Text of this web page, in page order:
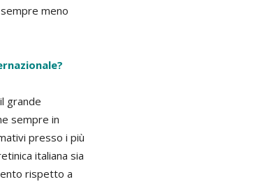
meno
grande
sempre in
presso i più
italiana sia
rispetto a